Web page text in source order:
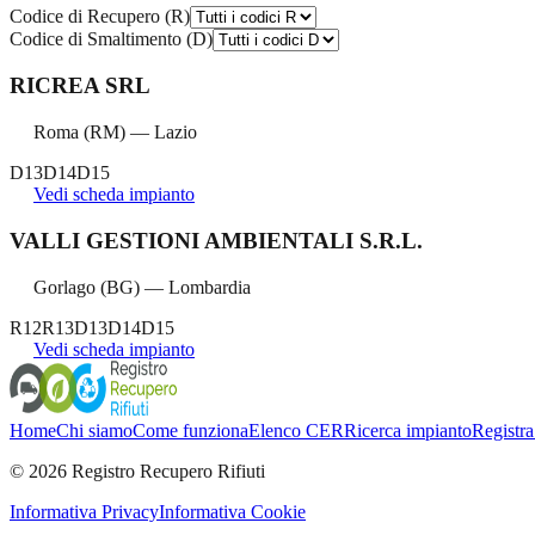
Codice di Recupero (R)
Codice di Smaltimento (D)
RICREA SRL
Roma (RM) — Lazio
D13D14D15
Vedi scheda impianto
VALLI GESTIONI AMBIENTALI S.R.L.
Gorlago (BG) — Lombardia
R12R13D13D14D15
Vedi scheda impianto
HomeChi siamoCome funzionaElenco CERRicerca impianto
© 2026 Registro Recupero Rifiuti
Informativa PrivacyInformativa Cookie